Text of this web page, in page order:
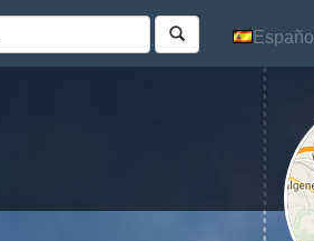
Español
Español